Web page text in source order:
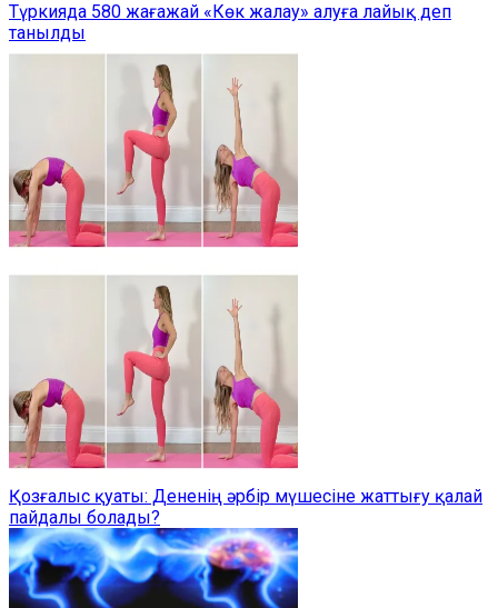
Түркияда 580 жағажай «Көк жалау» алуға лайық деп
танылды
Қозғалыс қуаты: Дененің әрбір мүшесіне жаттығу қалай
пайдалы болады?